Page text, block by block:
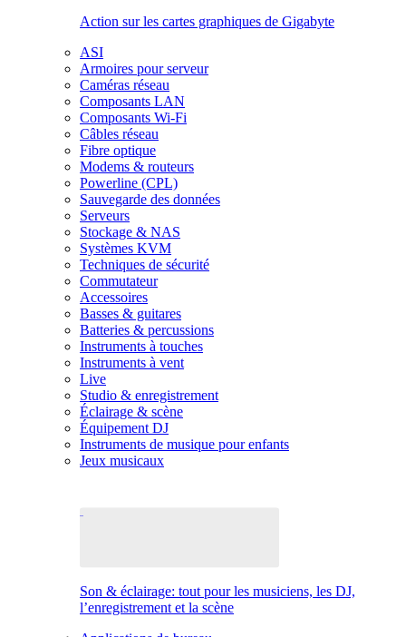
Action sur les cartes graphiques de Gigabyte
ASI
Armoires pour serveur
Caméras réseau
Composants LAN
Composants Wi-Fi
Câbles réseau
Fibre optique
Modems & routeurs
Powerline (CPL)
Sauvegarde des données
Serveurs
Stockage & NAS
Systèmes KVM
Techniques de sécurité
Commutateur
Accessoires
Basses & guitares
Batteries & percussions
Instruments à touches
Instruments à vent
Live
Studio & enregistrement
Éclairage & scène
Équipement DJ
Instruments de musique pour enfants
Jeux musicaux
Son & éclairage: tout pour les musiciens, les DJ,
l’enregistrement et la scène